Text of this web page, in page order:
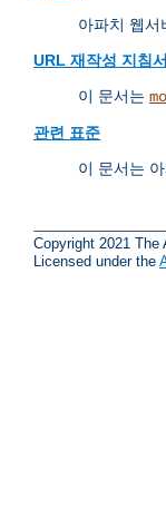
아파치 웹서
URL 재작성 지침서
이 문서는
관련 표준
이 문서는
Copyright 2021 The
Licensed under the